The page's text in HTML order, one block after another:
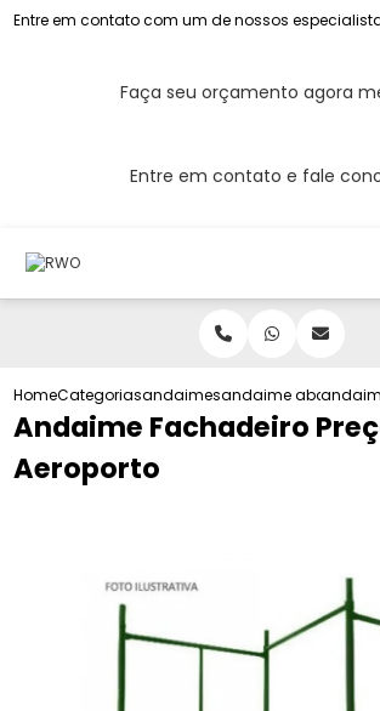
Entre em contato com um de nossos
Faça seu orçamento agora
Entre em contato e fale
HomeCategoriasandaimesandaime abc
Andaime Fachadeiro
Aeroporto